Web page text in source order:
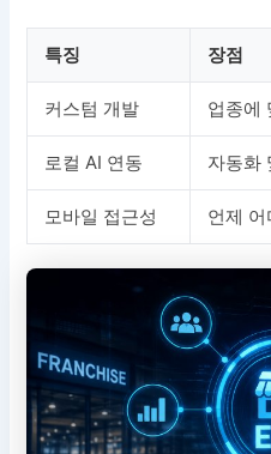
특징 장점
커스텀 개발 업종에
로컬 AI 연동 자동화
모바일 접근성 언제